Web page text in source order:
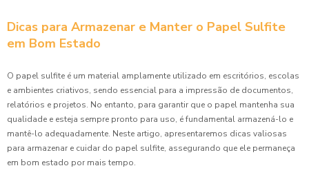
Dicas para Armazenar e Manter o Papel Sulfite
em Bom Estado
O papel sulfite é um material amplamente utilizado em escritórios, escolas
e ambientes criativos, sendo essencial para a impressão de documentos,
relatórios e projetos. No entanto, para garantir que o papel mantenha sua
qualidade e esteja sempre pronto para uso, é fundamental armazená-lo e
mantê-lo adequadamente. Neste artigo, apresentaremos dicas valiosas
para armazenar e cuidar do papel sulfite, assegurando que ele permaneça
em bom estado por mais tempo.